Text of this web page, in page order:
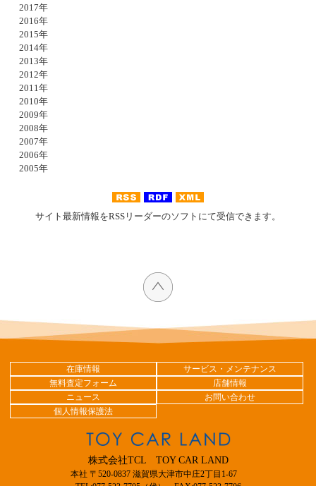
2017年
2016年
2015年
2014年
2013年
2012年
2011年
2010年
2009年
2008年
2007年
2006年
2005年
サイト最新情報をRSSリーダーのソフトにて受信できます。
在庫情報
サービス・メンテナンス
無料査定フォーム
店舗情報
ニュース
お問い合わせ
個人情報保護法
株式会社TCL TOY CAR LAND
本社 〒520-0837 滋賀県大津市中庄2丁目1-67